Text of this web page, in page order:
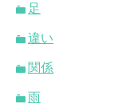
足
違い
関係
雨